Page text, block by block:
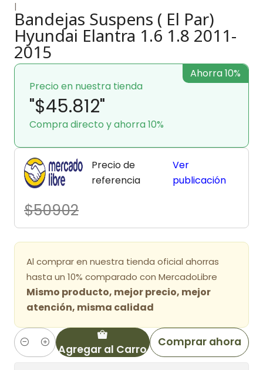
|
Bandejas Suspens ( El Par)
Hyundai Elantra 1.6 1.8 2011-
2015
Precio en nuestra tienda
"$45.812"
Compra directo y ahorra 10%
Ahorra 10%
Precio de
referencia
$50902
Ver
publicación
Al comprar en nuestra tienda oficial ahorras
hasta un 10% comparado con MercadoLibre
Mismo producto, mejor precio, mejor
atención, misma calidad
Cantidad Agregar al Carro
Comprar ahora